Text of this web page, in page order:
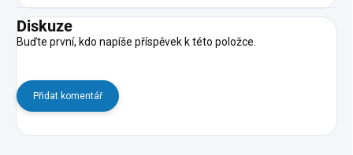
Diskuze
Buďte první, kdo napíše příspěvek k této položce.
Přidat komentář